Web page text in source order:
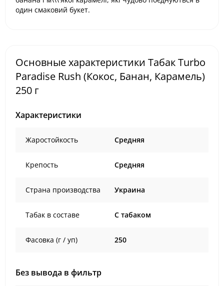
один смаковий букет.
Основные характеристики Табак Turbo
Paradise Rush (Кокос, Банан, Карамель)
250 г
Характеристики
Жаростойкость Средняя
Крепость Средняя
Страна производства Украина
Табак в составе C табаком
Фасовка (г / уп) 250
Без вывода в фильтр